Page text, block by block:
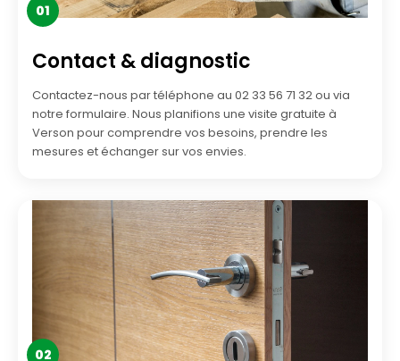
01
Contact & diagnostic
Contactez-nous par téléphone au 02 33 56 71 32 ou via
notre formulaire. Nous planifions une visite gratuite à
Verson pour comprendre vos besoins, prendre les
mesures et échanger sur vos envies.
02